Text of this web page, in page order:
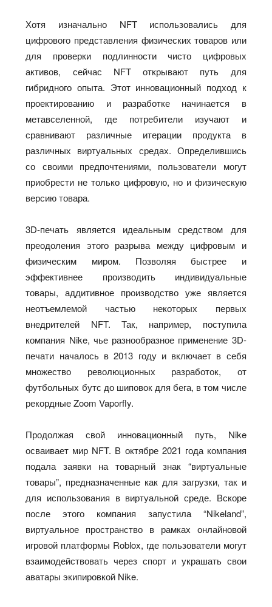
Хотя изначально NFT использовались для
цифрового представления физических товаров или
для проверки подлинности чисто цифровых
активов, сейчас NFT открывают путь для
гибридного опыта. Этот инновационный подход к
проектированию и разработке начинается в
метавселенной, где потребители изучают и
сравнивают различные итерации продукта в
различных виртуальных средах. Определившись
со своими предпочтениями, пользователи могут
приобрести не только цифровую, но и физическую
версию товара.
3D-печать является идеальным средством для
преодоления этого разрыва между цифровым и
физическим миром. Позволяя быстрее и
эффективнее производить индивидуальные
товары, аддитивное производство уже является
неотъемлемой частью некоторых первых
внедрителей NFT. Так, например, поступила
компания Nike, чье разнообразное применение 3D-
печати началось в 2013 году и включает в себя
множество революционных разработок, от
футбольных бутс до шиповок для бега, в том числе
рекордные Zoom Vaporfly.
Продолжая свой инновационный путь, Nike
осваивает мир NFT. В октябре 2021 года компания
подала заявки на товарный знак “виртуальные
товары”, предназначенные как для загрузки, так и
для использования в виртуальной среде. Вскоре
после этого компания запустила “Nikeland”,
виртуальное пространство в рамках онлайновой
игровой платформы Roblox, где пользователи могут
взаимодействовать через спорт и украшать свои
аватары экипировкой Nike.